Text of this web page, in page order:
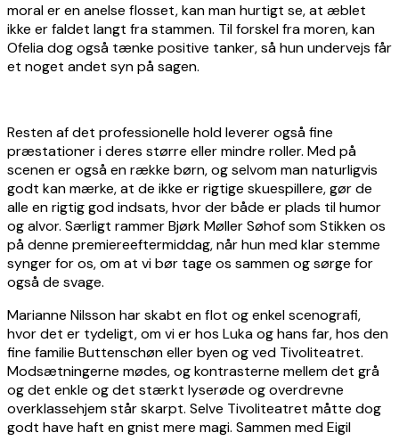
moral er en anelse flosset, kan man hurtigt se, at æblet
ikke er faldet langt fra stammen. Til forskel fra moren, kan
Ofelia dog også tænke positive tanker, så hun undervejs får
et noget andet syn på sagen.
Resten af det professionelle hold leverer også fine
præstationer i deres større eller mindre roller. Med på
scenen er også en række børn, og selvom man naturligvis
godt kan mærke, at de ikke er rigtige skuespillere, gør de
alle en rigtig god indsats, hvor der både er plads til humor
og alvor. Særligt rammer Bjørk Møller Søhof som Stikken os
på denne premiereeftermiddag, når hun med klar stemme
synger for os, om at vi bør tage os sammen og sørge for
også de svage.
Marianne Nilsson har skabt en flot og enkel scenografi,
hvor det er tydeligt, om vi er hos Luka og hans far, hos den
fine familie Buttenschøn eller byen og ved Tivoliteatret.
Modsætningerne mødes, og kontrasterne mellem det grå
og det enkle og det stærkt lyserøde og overdrevne
overklassehjem står skarpt. Selve Tivoliteatret måtte dog
godt have haft en gnist mere magi. Sammen med Eigil